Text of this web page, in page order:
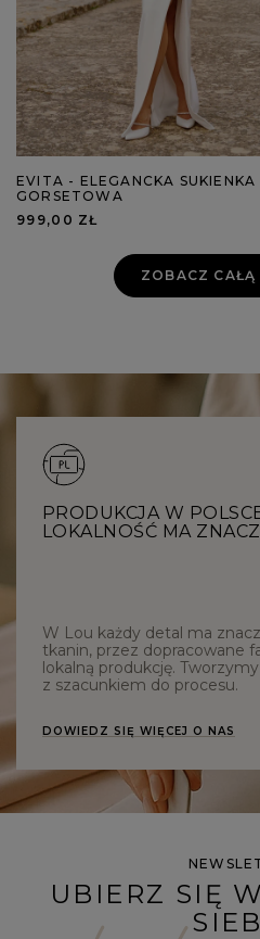
EVITA - ELEGANCKA SUKIENKA
GORSETOWA
999,00 ZŁ
ZOBACZ CAŁĄ
PRODUKCJA W
LOKALNOŚĆ MA
W Lou każdy detal ma
tkanin, przez dopracowane
lokalną produkcję.
z szacunkiem do procesu.
DOWIEDZ SIĘ WIĘCEJ O NAS
UBIERZ SIĘ